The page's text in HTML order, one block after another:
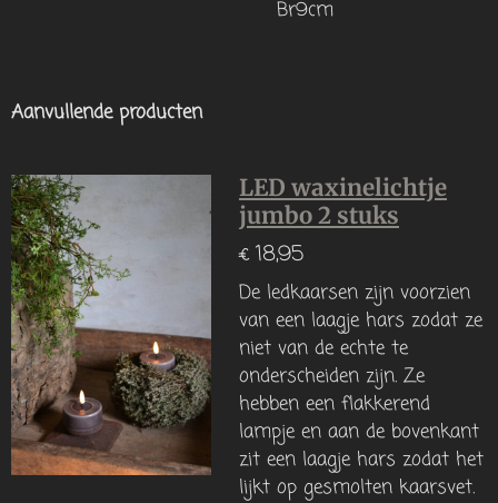
Br9cm
Aanvullende producten
LED waxinelichtje
jumbo 2 stuks
€ 18,95
De ledkaarsen zijn voorzien
van een laagje hars zodat ze
niet van de echte te
onderscheiden zijn. Ze
hebben een flakkerend
lampje en aan de bovenkant
zit een laagje hars zodat het
lijkt op gesmolten kaarsvet.